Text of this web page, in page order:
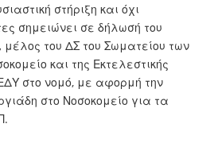
στήριξη και όχι
σημειώνει σε δήλωσή του
μέλος του ΔΣ του Σωματείου των
και της Εκτελεστικής
στο νομό, με αφορμή την
στο Νοσοκομείο για τα